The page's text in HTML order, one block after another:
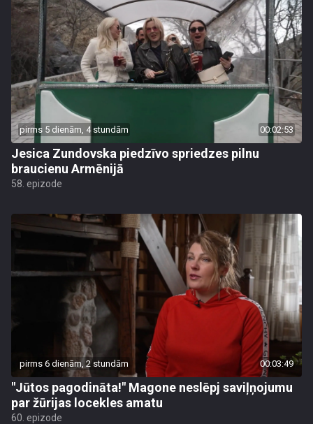
pirms 5 dienām, 4 stundām 00:02:53
Jesica Zundovska piedzīvo spriedzes pilnu
braucienu Armēnijā
58. epizode
pirms 6 dienām, 2 stundām 00:03:49
"Jūtos pagodināta!" Magone neslēpj saviļņojumu
par žūrijas locekles amatu
60. epizode